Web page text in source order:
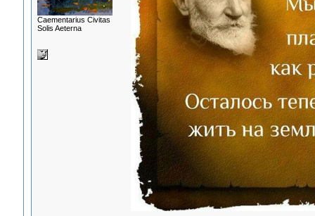
Сaementarius Civitas
Solis Aeterna